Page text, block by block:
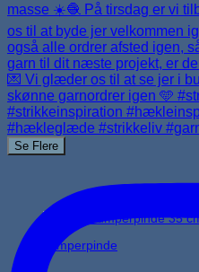
Jumperpinde
Se Flere